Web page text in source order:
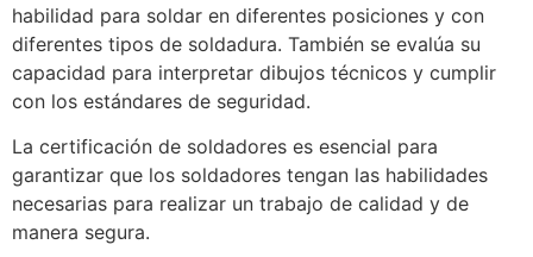
habilidad para soldar en diferentes posiciones y con
diferentes tipos de soldadura. También se evalúa su
capacidad para interpretar dibujos técnicos y cumplir
con los estándares de seguridad.
La certificación de soldadores es esencial para
garantizar que los soldadores tengan las habilidades
necesarias para realizar un trabajo de calidad y de
manera segura.